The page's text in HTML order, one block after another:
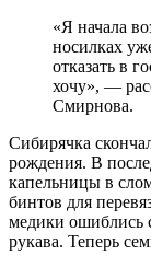
«Я начала
носилках
отказать в
хочу», —
Смирнова.
Сибирячка
рождения. В
капельницы в
бинтов для
медики ошиблись
рукава. Теперь